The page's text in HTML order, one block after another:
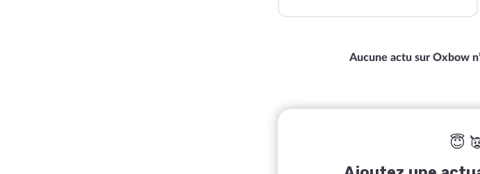
Aucune actu sur Oxbow
😇